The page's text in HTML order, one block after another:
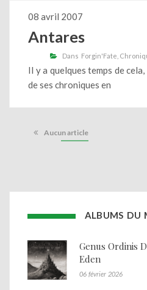
08 avril 2007
Antares
Dans Forgin'Fate
Il y a quelques temps de cela,
de ses chroniques en
Aucun article
ALBUMS DU
Genus Ordinis
Eden
06 février 2026